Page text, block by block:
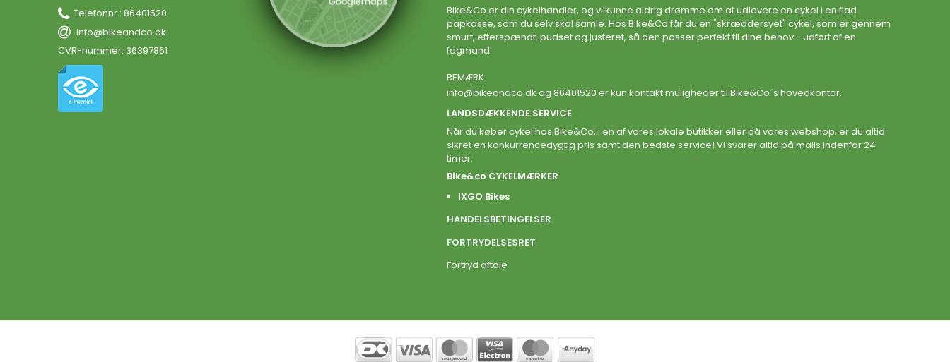
Telefonnr.: 86401520
info@bikeandco.dk
CVR-nummer: 36397861
Bike&Co er din cykelhandler, og vi kunne aldrig drømme om at udlevere en cykel i en flad
papkasse, som du selv skal samle. Hos Bike&Co får du en "skræddersyet" cykel, som er gennem
smurt, efterspændt, pudset og justeret, så den passer perfekt til dine behov - udført af en
fagmand.
BEMÆRK:
info@bikeandco.dk og 86401520 er kun kontakt muligheder til Bike&Co´s hovedkontor.
LANDSDÆKKENDE SERVICE
Når du køber cykel hos Bike&Co, i en af vores lokale butikker eller på vores webshop, er du altid
sikret en konkurrencedygtig pris samt den bedste service! Vi svarer altid på mails indenfor 24
timer.
Bike&co CYKELMÆRKER
IXGO Bikes
HANDELSBETINGELSER
FORTRYDELSESRET
Fortryd aftale